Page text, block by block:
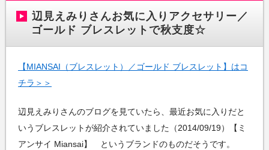
辺見えみりさんお気に入りアクセサリー／
ゴールド ブレスレットで秋支度☆
【MIANSAI（ブレスレット）／ゴールド ブレスレット】はコ
チラ＞＞
辺見えみりさんのブログを見ていたら、最近お気に入りだと
いうブレスレットが紹介されていました（2014/09/19）【ミ
アンサイ Miansai】 というブランドのものだそうです。